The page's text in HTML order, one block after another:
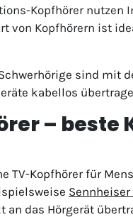
Kopfhörer nutzen
von Kopfhörern ist
sind mit
kabellos
–
TV-Kopfhörer für
das Hörgerät